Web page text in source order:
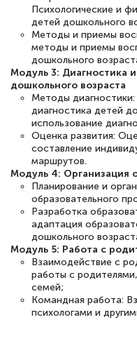
11 марта
Всем добрый
повышени
специальности
по тяжелой
подчеркуть, что
оперативно
специалисты,
интересующие
двух…
Светлана К
10 марта
Психологические и
детей дошкольного
Методы и приемы
методы и приемы
дошкольного
Модуль 3: Диагностика
дошкольного возраста
Методы диагностики:
диагностика детей
использование
Оценка развития:
составление
маршрутов.
Модуль 4: Организация
Планирование и
образовательного
Разработка
адаптация
дошкольного
Модуль 5: Работа с
Взаимодействие с
работы с
семей;
Командная работа:
психологами и